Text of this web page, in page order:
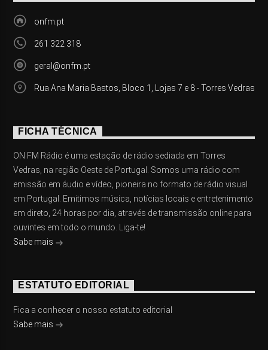
onfm.pt
261 322 318
geral@onfm.pt
Rua Ana Maria Bastos, Bloco 1, Lojas 7 e 8 - Torres Vedras
FICHA TÉCNICA
ON FM Rádio é uma estação de rádio sediada em Torres
Vedras, na região Oeste de Portugal. Somos uma rádio com
emissão em áudio e vídeo, pioneira no formato de rádio visual
em Portugal. Emitimos música, notícias locais e entretenimento
em direto, 24 horas por dia, através de transmissão online para
ouvintes em todo o mundo. Liga-te!
Sabe mais
ESTATUTO EDITORIAL
Fica a conhecer o nosso estatuto editorial
Sabe mais